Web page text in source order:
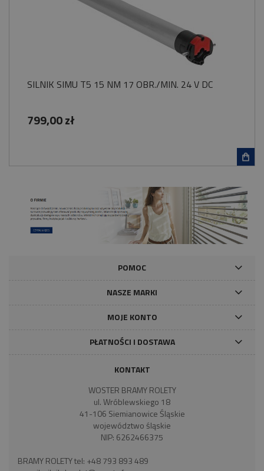
SILNIK SIMU T5 15 NM 17 OBR./MIN. 24 V DC
799,00 zł
POMOC
NASZE MARKI
MOJE KONTO
PŁATNOŚCI I DOSTAWA
KONTAKT
WOSTER BRAMY ROLETY
ul. Wróblewskiego 18
41-106 Siemianowice Śląskie
województwo śląskie
NIP: 6262466375
BRAMY ROLETY tel: +48 793 893 489